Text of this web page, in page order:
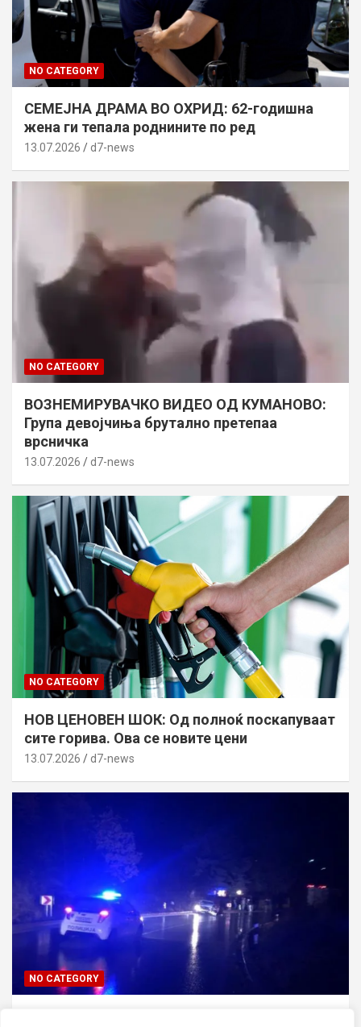
NO CATEGORY
СЕМЕЈНА ДРАМА ВО ОХРИД: 62-годишна
жена ги тепала роднините по ред
13.07.2026 d7-news
NO CATEGORY
ВОЗНЕМИРУВАЧКО ВИДЕО ОД КУМАНОВО:
Група девојчиња брутално претепаа
врсничка
13.07.2026 d7-news
NO CATEGORY
НОВ ЦЕНОВЕН ШОК: Од полноќ поскапуваат
сите горива. Ова се новите цени
13.07.2026 d7-news
NO CATEGORY